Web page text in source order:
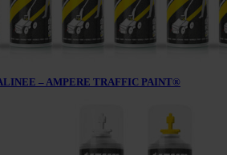
– AMPERE TRAFFIC PAINT®